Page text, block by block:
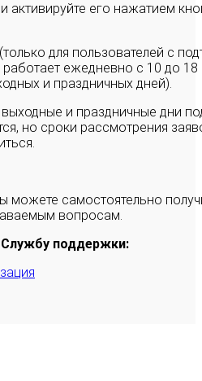
активируйте его нажатием
для пользователей с
работает ежедневно с 10 до
и праздничных дней).
и праздничные дни
но сроки рассмотрения
можете самостоятельно
вопросам.
поддержки: